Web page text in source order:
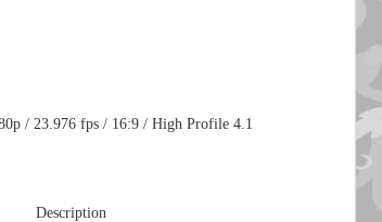
fps / 16:9 / High Profile 4.1